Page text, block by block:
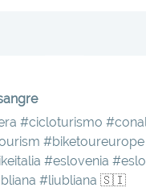
#cicloturismo
#biketoureurope
#eslovenia
#liubliana 🇸🇮